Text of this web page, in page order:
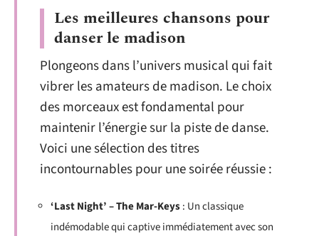
Les meilleures chansons pour
danser le madison
Plongeons dans l’univers musical qui fait
vibrer les amateurs de madison. Le choix
des morceaux est fondamental pour
maintenir l’énergie sur la piste de danse.
Voici une sélection des titres
incontournables pour une soirée réussie :
‘Last Night’ – The Mar-Keys: Un classique
indémodable qui captive immédiatement avec son